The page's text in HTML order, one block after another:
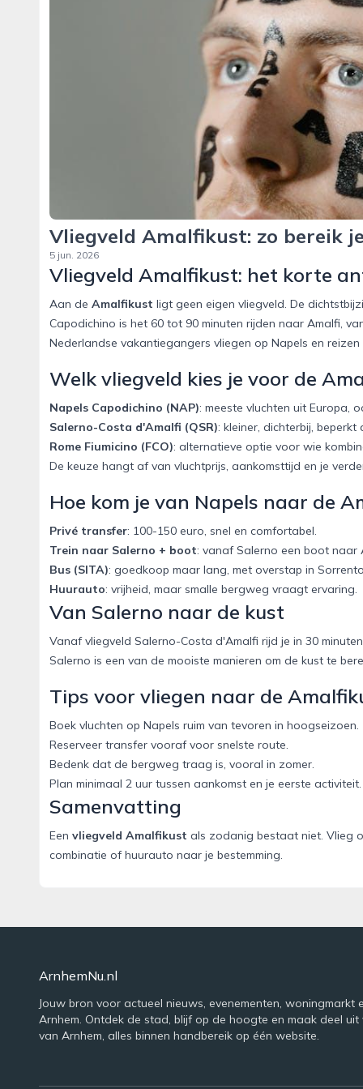
Vliegveld Amalfikust: zo bereik
5 jun. 2026
Vliegveld Amalfikust: het korte
Aan de Amalfikust ligt geen eigen vliegveld. De
Capodichino is het 60 tot 90 minuten rijden naar Amalfi,
Nederlandse vakantiegangers vliegen op Napels en
Welk vliegveld kies je voor de
Napels Capodichino (NAP): meeste vluchten uit Europa,
Salerno-Costa d'Amalfi (QSR): kleiner, dichterbij, beperkt
Rome Fiumicino (FCO): alternatieve optie voor wie
De keuze hangt af van vluchtprijs, aankomsttijd en je
Hoe kom je van Napels naar de
Privé transfer: 100-150 euro, snel en comfortabel.
Trein naar Salerno + boot: vanaf Salerno een boot naar
Bus (SITA): goedkoop maar lang, met overstap in
Huurauto: vrijheid, maar smalle bergweg vraagt ervaring.
Van Salerno naar de kust
Vanaf vliegveld Salerno-Costa d'Amalfi rijd je in 30
Salerno is een van de mooiste manieren om de kust te
Tips voor vliegen naar de
Boek vluchten op Napels ruim van tevoren in hoogseizoen.
Reserveer transfer vooraf voor snelste route.
Bedenk dat de bergweg traag is, vooral in zomer.
Plan minimaal 2 uur tussen aankomst en je eerste activiteit.
Samenvatting
Een vliegveld Amalfikust als zodanig bestaat niet. Vlieg
combinatie of huurauto naar je bestemming.
ArnhemNu.nl
Jouw bron voor actueel nieuws, evenementen, woningmarkt
Arnhem. Ontdek de stad, blijf op de hoogte en maak deel uit
van Arnhem, alles binnen handbereik op één website.